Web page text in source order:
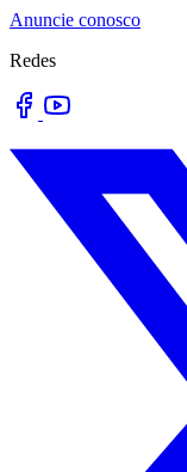
Anuncie conosco
Redes